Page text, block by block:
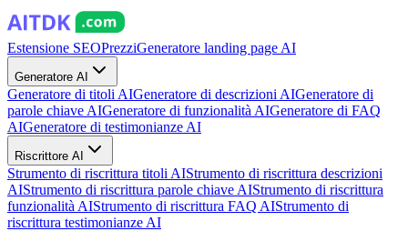
Estensione SEOPrezziGeneratore landing page AI
Generatore AI
Generatore di titoli AIGeneratore di descrizioni AIGeneratore di
parole chiave AIGeneratore di funzionalità AIGeneratore di FAQ
AIGeneratore di testimonianze AI
Riscrittore AI
Strumento di riscrittura titoli AIStrumento di riscrittura descrizioni
AIStrumento di riscrittura parole chiave AIStrumento di riscrittura
funzionalità AIStrumento di riscrittura FAQ AIStrumento di
riscrittura testimonianze AI